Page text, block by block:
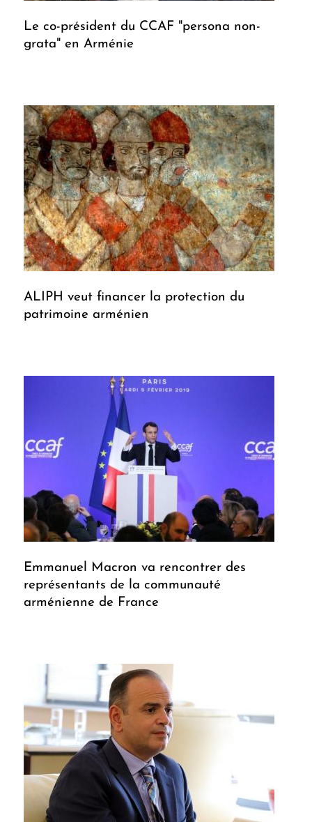
Le co-président du CCAF "persona non-
grata" en Arménie
ALIPH veut financer la protection du
patrimoine arménien
Emmanuel Macron va rencontrer des
représentants de la communauté
arménienne de France